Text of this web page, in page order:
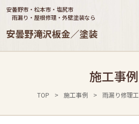
安曇野市・松本市・塩尻市
雨漏り・屋根修理・外壁塗装なら
安曇野滝沢板金／塗装
施工事例
TOP > 施工事例 > 雨漏り修理